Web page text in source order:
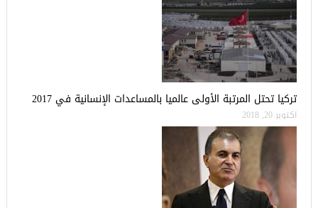
تركيا تحتل المرتبة الأولى عالميا بالمساعدات الإنسانية في 2017
أكتوبر 20, 2018